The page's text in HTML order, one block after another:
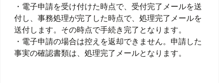
・電子申請を受け付けた時点で、受付完了メールを送
付し、事務処理が完了した時点で、処理完了メールを
送付します。その時点で手続き完了となります。
・電子申請の場合は控えを返却できません。申請した
事実の確認書類は、処理完了メールとなります。